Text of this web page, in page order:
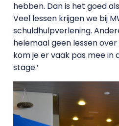
hebben. Dan is het goed
Veel lessen krijgen we bij
schuldhulpverlening.
helemaal geen lessen
kom je er vaak pas mee in
stage.’